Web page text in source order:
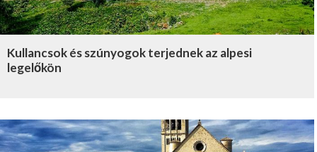
Kullancsok és szúnyogok terjednek az alpesi
legelőkön